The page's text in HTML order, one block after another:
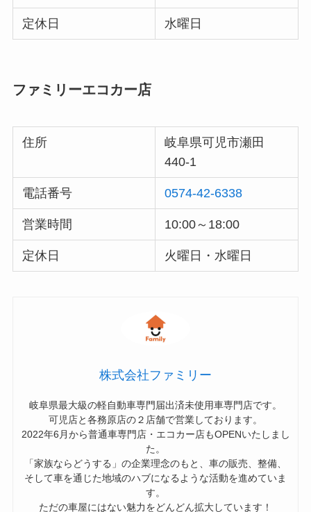
定休日 水曜日
ファミリーエコカー店
住所
岐阜県可児市瀬田
440-1
電話番号 0574-42-6338
営業時間 10:00～18:00
定休日 火曜日・水曜日
株式会社ファミリー
岐阜県最大級の軽自動車専門届出済未使用車専門店です。
可児店と各務原店の２店舗で営業しております。
2022年6月から普通車専門店・エコカー店もOPENいたしまし
た。
「家族ならどうする」の企業理念のもと、車の販売、整備、
そして車を通じた地域のハブになるような活動を進めていま
す。
ただの車屋にはない魅力をどんどん拡大しています！